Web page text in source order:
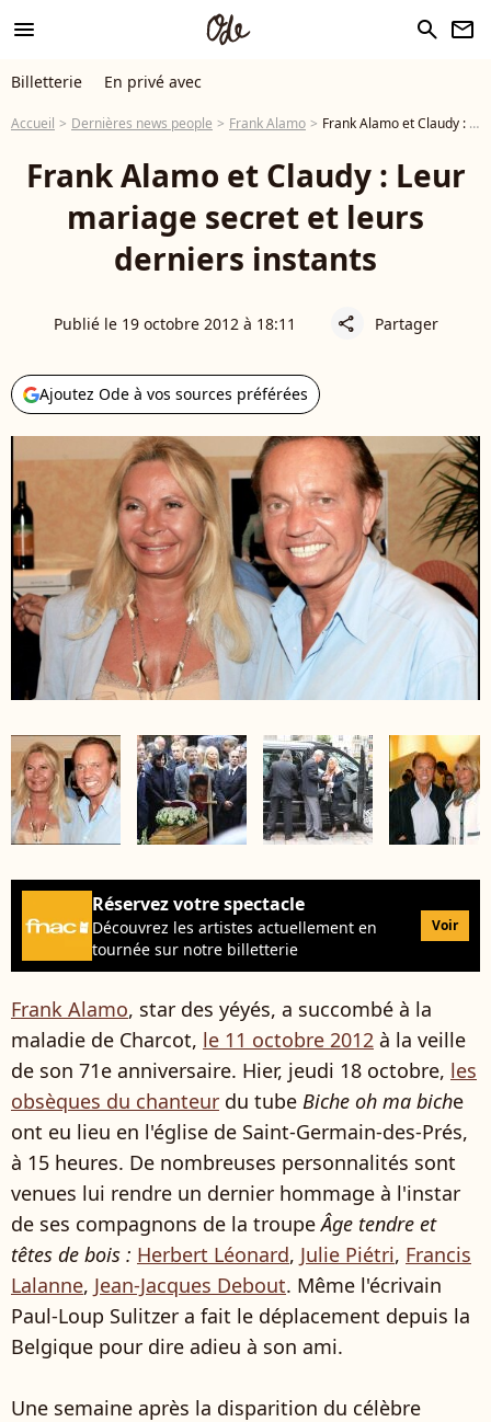
menu search newsletter
Billetterie En privé avec
Accueil Dernières news people Frank Alamo Frank Alamo et Claudy : Leur mariage secret et leurs derniers instants
Frank Alamo et Claudy : Leur
mariage secret et leurs
derniers instants
Publié le 19 octobre 2012 à 18:11 share Partager
Ajoutez Ode à vos sources préférées
Réservez votre spectacle
Découvrez les artistes actuellement en
tournée sur notre billetterie
Voir
Frank Alamo, star des yéyés, a succombé à la
maladie de Charcot, le 11 octobre 2012 à la veille
de son 71e anniversaire. Hier, jeudi 18 octobre, les
obsèques du chanteur du tube Biche oh ma biche
ont eu lieu en l'église de Saint-Germain-des-Prés,
à 15 heures. De nombreuses personnalités sont
venues lui rendre un dernier hommage à l'instar
de ses compagnons de la troupeÂge tendre et
têtes de bois : Herbert Léonard, Julie Piétri, Francis
Lalanne, Jean-Jacques Debout. Même l'écrivain
Paul-Loup Sulitzer a fait le déplacement depuis la
Belgique pour dire adieu à son ami.
Une semaine après la disparition du célèbre